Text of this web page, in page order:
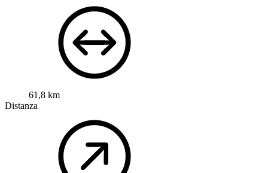
61,8 km
Distanza